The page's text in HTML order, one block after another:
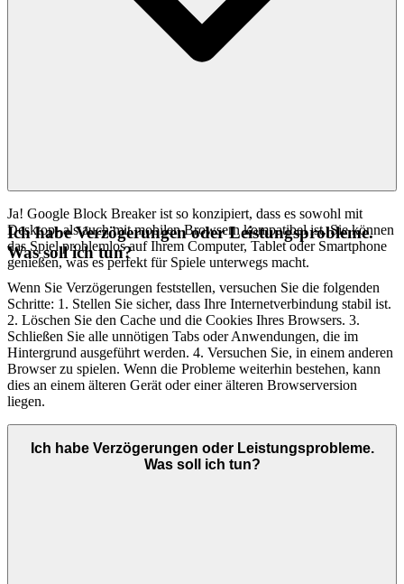
Ja! Google Block Breaker ist so konzipiert, dass es sowohl mit
Desktop- als auch mit mobilen Browsern kompatibel ist. Sie können
das Spiel problemlos auf Ihrem Computer, Tablet oder Smartphone
genießen, was es perfekt für Spiele unterwegs macht.
Ich habe Verzögerungen oder Leistungsprobleme.
Was soll ich tun?
Wenn Sie Verzögerungen feststellen, versuchen Sie die folgenden
Schritte: 1. Stellen Sie sicher, dass Ihre Internetverbindung stabil ist.
2. Löschen Sie den Cache und die Cookies Ihres Browsers. 3.
Schließen Sie alle unnötigen Tabs oder Anwendungen, die im
Hintergrund ausgeführt werden. 4. Versuchen Sie, in einem anderen
Browser zu spielen. Wenn die Probleme weiterhin bestehen, kann
dies an einem älteren Gerät oder einer älteren Browserversion
liegen.
Ich habe Verzögerungen oder Leistungsprobleme.
Was soll ich tun?